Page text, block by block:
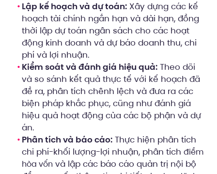
Lập kế hoạch và dự toán: Xây dựng các kế
hoạch tài chính ngắn hạn và dài hạn, đồng
thời lập dự toán ngân sách cho các hoạt
động kinh doanh và dự báo doanh thu, chi
phí và lợi nhuận.
Kiểm soát và đánh giá hiệu quả: Theo dõi
và so sánh kết quả thực tế với kế hoạch đã
đề ra, phân tích chênh lệch và đưa ra các
biện pháp khắc phục, cũng như đánh giá
hiệu quả hoạt động của các bộ phận và dự
án.
Phân tích và báo cáo: Thực hiện phân tích
chi phí-khối lượng-lợi nhuận, phân tích điểm
hòa vốn và lập các báo cáo quản trị nội bộ